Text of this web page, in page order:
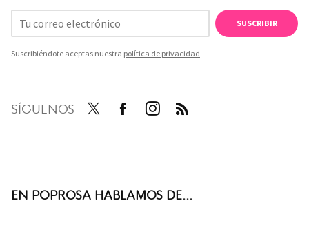
SUSCRIBIR
Suscribiéndote aceptas nuestra política de privacidad
SÍGUENOS
EN POPROSA HABLAMOS DE...